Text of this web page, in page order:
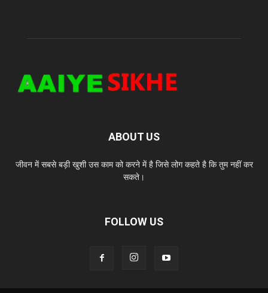
ABOUT US
जीवन में सबसे बड़ी खुशी उस काम को करने में है जिसे लोग कहते है कि तुम नहीं कर
सकते।
FOLLOW US